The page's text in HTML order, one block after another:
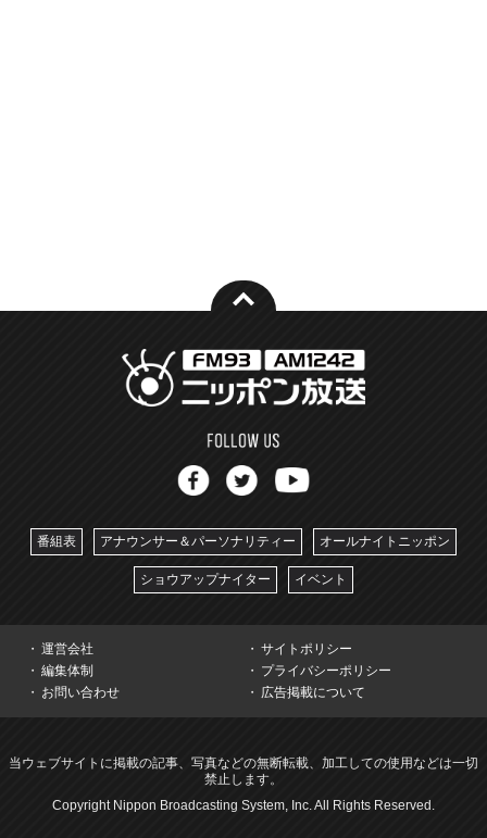
番組表 アナウンサー＆パーソナリティー オールナイトニッポン
ショウアップナイター イベント
運営会社
サイトポリシー
編集体制
プライバシーポリシー
お問い合わせ
広告掲載について
当ウェブサイトに掲載の記事、写真などの無断転載、加工しての使用などは一切
禁止します。
Copyright Nippon Broadcasting System, Inc. All Rights Reserved.